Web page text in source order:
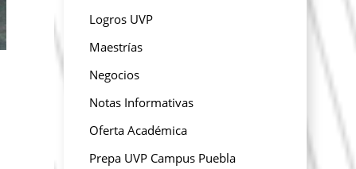
Logros UVP
Maestrías
Negocios
Notas Informativas
Oferta Académica
Prepa UVP Campus Puebla